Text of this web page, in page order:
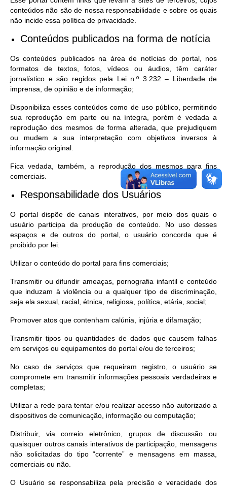
conteúdos não são de nossa responsabilidade e sobre os quais
não incide essa política de privacidade.
Conteúdos publicados na forma de notícia
Os conteúdos publicados na área de notícias do portal, nos
formatos de textos, fotos, vídeos ou áudios, têm caráter
jornalístico e são regidos pela Lei n.º 3.232 – Liberdade de
imprensa, de opinião e de informação;
Disponibiliza esses conteúdos como de uso público, permitindo
sua reprodução em parte ou na íntegra, porém é vedada a
reprodução dos mesmos de forma alterada, que prejudiquem
ou mudem a sua interpretação com objetivos inversos à
informação original.
Fica vedada, também, a reprodução dos mesmos para fins
comerciais.
Responsabilidade dos Usuários
O portal dispõe de canais interativos, por meio dos quais o
usuário participa da produção de conteúdo. No uso desses
espaços e de outros do portal, o usuário concorda que é
proibido por lei:
Utilizar o conteúdo do portal para fins comerciais;
Transmitir ou difundir ameaças, pornografia infantil e conteúdo
que induzam à violência ou a qualquer tipo de discriminação,
seja ela sexual, racial, étnica, religiosa, política, etária, social;
Promover atos que contenham calúnia, injúria e difamação;
Transmitir tipos ou quantidades de dados que causem falhas
em serviços ou equipamentos do portal e/ou de terceiros;
No caso de serviços que requeiram registro, o usuário se
compromete em transmitir informações pessoais verdadeiras e
completas;
Utilizar a rede para tentar e/ou realizar acesso não autorizado a
dispositivos de comunicação, informação ou computação;
Distribuir, via correio eletrônico, grupos de discussão ou
quaisquer outros canais interativos de participação, mensagens
não solicitadas do tipo “corrente” e mensagens em massa,
comerciais ou não.
O Usuário se responsabiliza pela precisão e veracidade dos